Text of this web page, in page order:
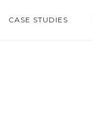
CASE STUDIES